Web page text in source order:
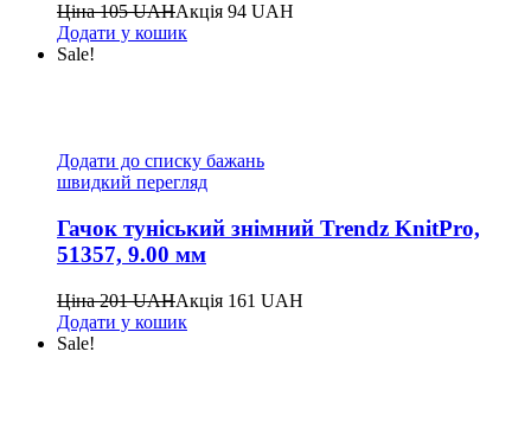
Ціна105UAHАкція 94 UAH
Додати у кошик
Sale!
Додати до списку бажань
швидкий перегляд
Гачок туніський знімний Trendz KnitPro,
51357, 9.00 мм
Ціна201UAHАкція 161 UAH
Додати у кошик
Sale!